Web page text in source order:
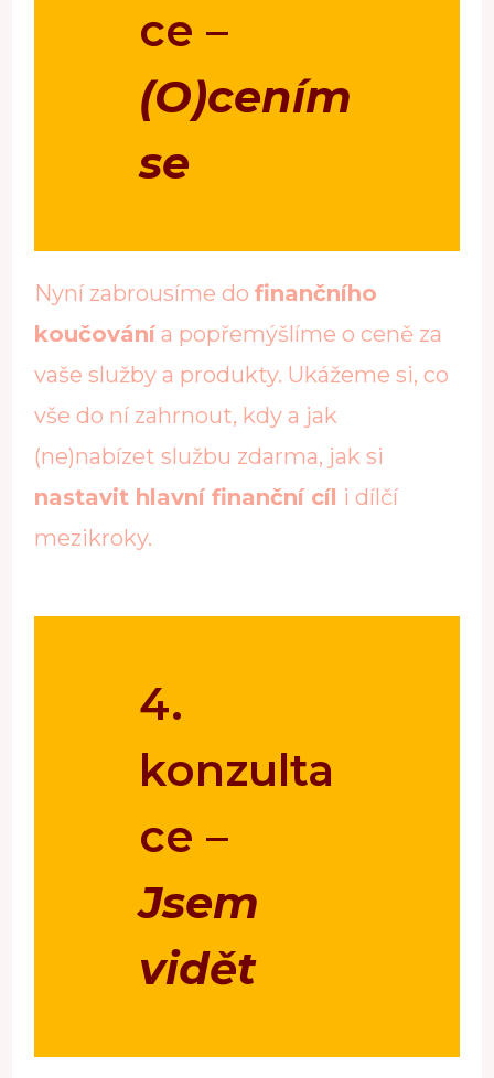
ce –
(O)cením
se
Nyní zabrousíme do finančního
koučovánía popřemýšlíme o ceně za
vaše služby a produkty. Ukážeme si, co
vše do ní zahrnout, kdy a jak
(ne)nabízet službu zdarma, jak si
nastavit hlavní finanční cíl i dílčí
mezikroky.
4.
konzulta
ce –
Jsem
vidět